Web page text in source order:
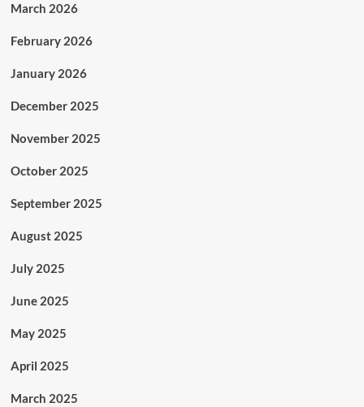
March 2026
February 2026
January 2026
December 2025
November 2025
October 2025
September 2025
August 2025
July 2025
June 2025
May 2025
April 2025
March 2025